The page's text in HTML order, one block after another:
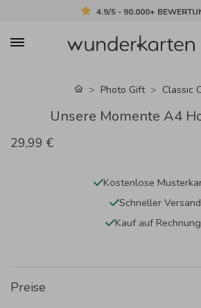
4.9/5 - 90.000+
Photo Gift Classic
Unsere Momente A4
29,99 €
Kostenlose
Schneller Versand
Kauf auf
Preise